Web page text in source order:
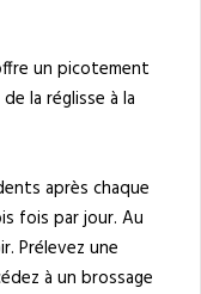
un picotement
la réglisse à la
après chaque
fois par jour. Au
Prélevez une
à un brossage